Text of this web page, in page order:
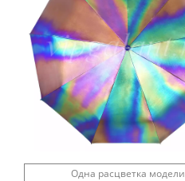
Одна расцветка модели